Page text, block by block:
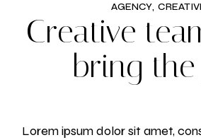
AGENCY
Creative
bring
Lorem ipsum dolor sit amet,